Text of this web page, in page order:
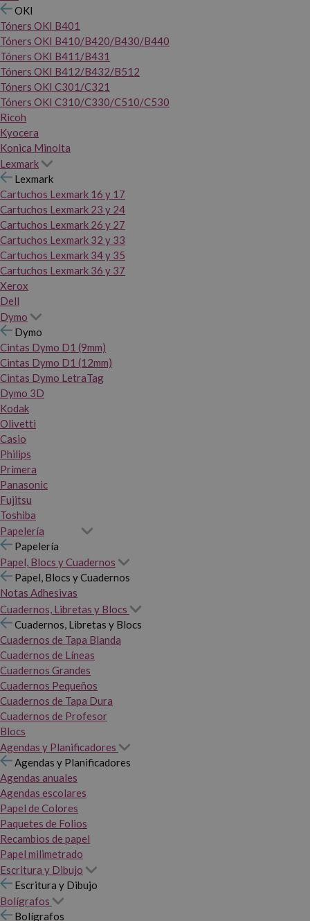
OKI
Tóners OKI B401
Tóners OKI B410/B420/B430/B440
Tóners OKI B411/B431
Tóners OKI B412/B432/B512
Tóners OKI C301/C321
Tóners OKI C310/C330/C510/C530
Ricoh
Kyocera
Konica Minolta
Lexmark
Lexmark
Cartuchos Lexmark 16 y 17
Cartuchos Lexmark 23 y 24
Cartuchos Lexmark 26 y 27
Cartuchos Lexmark 32 y 33
Cartuchos Lexmark 34 y 35
Cartuchos Lexmark 36 y 37
Xerox
Dell
Dymo
Dymo
Cintas Dymo D1 (9mm)
Cintas Dymo D1 (12mm)
Cintas Dymo LetraTag
Dymo 3D
Kodak
Olivetti
Casio
Philips
Primera
Panasonic
Fujitsu
Toshiba
Papelería
Papelería
Papel, Blocs y Cuadernos
Papel, Blocs y Cuadernos
Notas Adhesivas
Cuadernos, Libretas y Blocs
Cuadernos, Libretas y Blocs
Cuadernos de Tapa Blanda
Cuadernos de Líneas
Cuadernos Grandes
Cuadernos Pequeños
Cuadernos de Tapa Dura
Cuadernos de Profesor
Blocs
Agendas y Planificadores
Agendas y Planificadores
Agendas anuales
Agendas escolares
Papel de Colores
Paquetes de Folios
Recambios de papel
Papel milimetrado
Escritura y Dibujo
Escritura y Dibujo
Bolígrafos
Bolígrafos